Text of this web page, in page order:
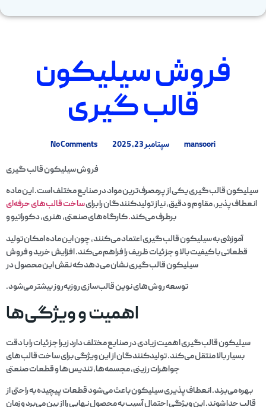
فروش سیلیکون
قالب گیری
mansoori سپتامبر 23, 2025 No Comments
فروش سیلیکون قالب گیری
سیلیکون قالب‌گیری یکی از پرمصرف‌ترین مواد در صنایع مختلف است. این ماده
انعطاف‌پذیر، مقاوم و دقیق، نیاز تولیدکنندگان را برایساخت قالب‌های حرفه‌ای
برطرف می‌کند.کارگاه‌های صنعتی، هنری، دکوراتیو و
آموزشی به سیلیکون قالب‌گیری اعتماد می‌کنند، چون این ماده امکان تولید
قطعاتی با کیفیت بالا و جزئیات ظریف را فراهم می‌کند. افزایش خرید و فروش
سیلیکون قالب‌گیری نشان می‌دهد که نقش این محصول در
توسعه روش‌های نوین قالب‌سازی روزبه‌روز بیشتر می‌شود.
اهمیت و ویژگی‌ها
سیلیکون قالب‌گیری اهمیت زیادی در صنایع مختلف دارد زیرا جزئیات را با دقت
بسیار بالا منتقل می‌کند. تولیدکنندگان از این ویژگی برای ساخت قالب‌های
جواهرات رزینی، مجسمه‌ها، تندیس‌ها و قطعات صنعتی
بهره می‌برند. انعطاف‌پذیری سیلیکون باعث می‌شود قطعات پیچیده به راحتی از
قالب جدا شوند. این ویژگی احتمال آسیب به محصول نهایی را از بین می‌برد و زمان